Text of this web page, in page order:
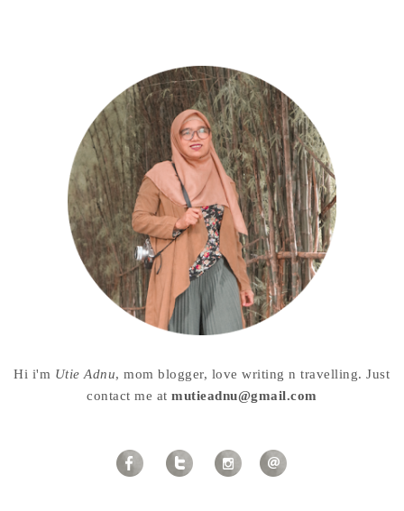
Hi i'm Utie Adnu, mom blogger, love writing n travelling. Just
contact me atmutieadnu@gmail.com